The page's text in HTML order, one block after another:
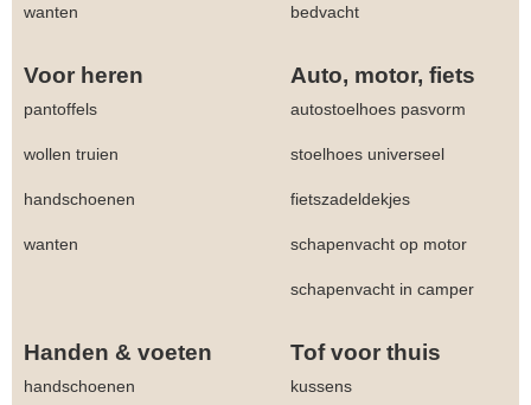
wanten bedvacht
Voor heren Auto, motor, fiets
pantoffels autostoelhoes pasvorm
wollen truien stoelhoes universeel
handschoenen fietszadeldekjes
wanten schapenvacht op motor
schapenvacht in camper
Handen & voeten Tof voor thuis
handschoenen kussens